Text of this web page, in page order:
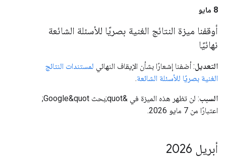
‫8 مايو
أوقفنا ميزة النتائج الغنية بصريًا للأسئلة الشائعة
نهائيًا
التعديل: أضفنا إشعارًا بشأن الإيقاف النهائي لمستندات النتائج
الغنية بصريًا للأسئلة الشائعة.
السبب
: لن تظهر هذه الميزة في &quot;بحث Google&quot;
اعتبارًا من 7 مايو 2026.
أبريل 2026